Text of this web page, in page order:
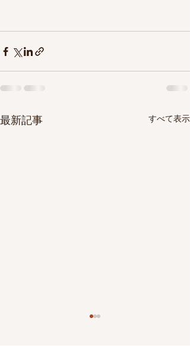
最新記事 すべて表示